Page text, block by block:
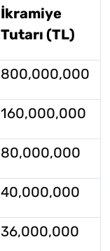
İkramiye
Tutarı (TL)
800,000,000
160,000,000
80,000,000
40,000,000
36,000,000